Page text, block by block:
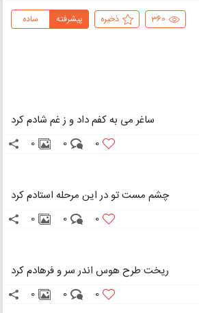
360 ذخیره ساده پیشرفته
ساغر می به کفم داد و ز غم شادم کرد
0
0
0
چشم مست تو در این مرحله استادم کرد
0
0
0
ریخت طرح هوس اندر سر و فرهادم کرد
0
0
0